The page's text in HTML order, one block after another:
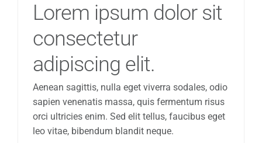
Lorem ipsum dolor sit
consectetur
adipiscing elit.
Aenean sagittis, nulla eget viverra sodales, odio
sapien venenatis massa, quis fermentum risus
orci ultricies enim. Sed elit tellus, faucibus eget
leo vitae, bibendum blandit neque.